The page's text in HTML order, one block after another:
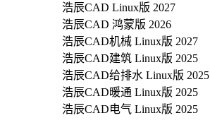
浩辰CAD Linux版 2027
浩辰CAD 鸿蒙版 2026
浩辰CAD机械 Linux版 2027
浩辰CAD建筑 Linux版 2025
浩辰CAD给排水 Linux版 2025
浩辰CAD暖通 Linux版 2025
浩辰CAD电气 Linux版 2025